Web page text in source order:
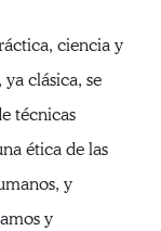
ciencia y
clásica, se
técnicas
ética de las
y
y